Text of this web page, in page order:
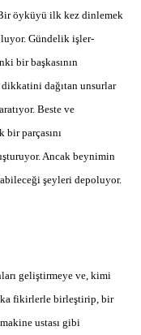
öyküyü ilk kez dinlemek
Gündelik işler-
bir başkasının
dikkatini dağıtan unsurlar
Beste ve
parçasını
Ancak beynimin
şeyleri depoluyor.
geliştirmeye ve, kimi
fikirlerle birleştirip, bir
ustası gibi